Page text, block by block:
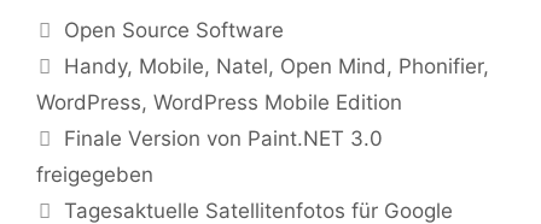
Kategorien
Open Source Software
Tags
Handy, Mobile, Natel, Open Mind, Phonifier,
WordPress, WordPress Mobile Edition
Finale Version von Paint.NET 3.0
freigegeben
Tagesaktuelle Satellitenfotos für Google